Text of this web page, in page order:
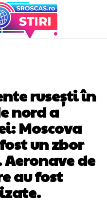
rusești în
nord a
Moscova
un zbor
de
au fost